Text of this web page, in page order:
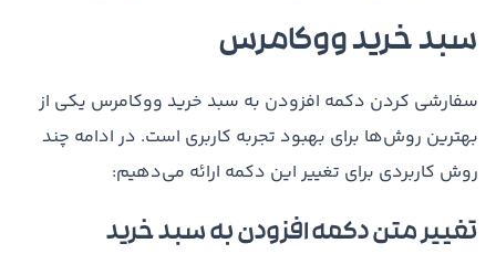
سبد خرید ووکامرس
سفارشی کردن دکمه افزودن به سبد خرید ووکامرس یکی از
بهترین روش‌ها برای بهبود تجربه کاربری است. در ادامه چند
روش کاربردی برای تغییر این دکمه ارائه می‌دهیم:
تغییر متن دکمه افزودن به سبد خرید